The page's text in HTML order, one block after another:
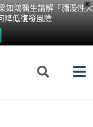
X
如鴻醫生講解「瀰漫性大
降低復發風險